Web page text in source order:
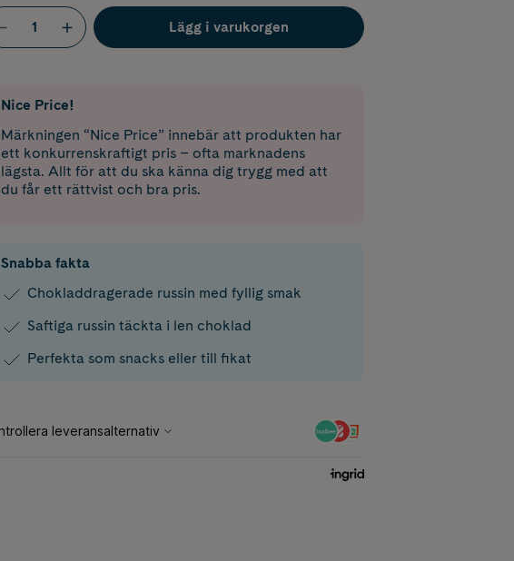
Lägg i varukorgen
Nice Price!
Märkningen “Nice Price” innebär att produkten har
ett konkurrenskraftigt pris – ofta marknadens
lägsta. Allt för att du ska känna dig trygg med att
du får ett rättvist och bra pris.
Snabba fakta
Chokladdragerade russin med fyllig smak
Saftiga russin täckta i len choklad
Perfekta som snacks eller till fikat